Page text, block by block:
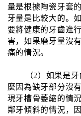
量是根據陶瓷牙套
牙量是比較大的。
要將健康的牙齒進
害，如果磨牙量沒
痛的情況。
（2）如果是
麼因為缺牙部分沒
現牙槽骨萎縮的情
鄰牙傾斜的情況，